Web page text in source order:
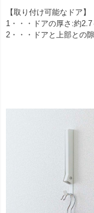
【取り付け可能なドア】
1・・・ドアの厚さ:約
2・・・ドアと上部との